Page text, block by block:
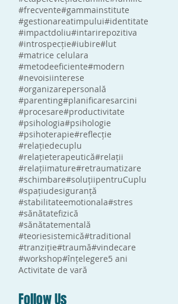
#frecvente#gammainstitute
#gestionareatimpului#identitate
#impactdoliu#intarirepozitiva
#introspecție#iubire#lut
#matrice celulara
#metodeeficiente#modern
#nevoisiinterese
#organizarepersonală
#parenting#planificaresarcini
#procesare#productivitate
#psihologia#psihologie
#psihoterapie#reflecție
#relațiedecuplu
#relațieterapeutică#relații
#relațiimature#retraumatizare
#schimbare#soluțiipentruCuplu
#spațiudesiguranță
#stabilitateemotionala#stres
#sănătatefizică
#sănătatementală
#teoriesistemică#traditional
#tranziție#traumă#vindecare
#workshop#înțelegere5 ani
Activitate de vară
Follow Us